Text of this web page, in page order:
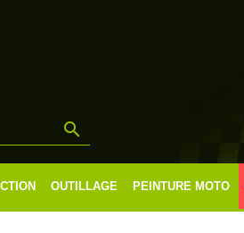

OUTILLAGE PEINTURE MOTO